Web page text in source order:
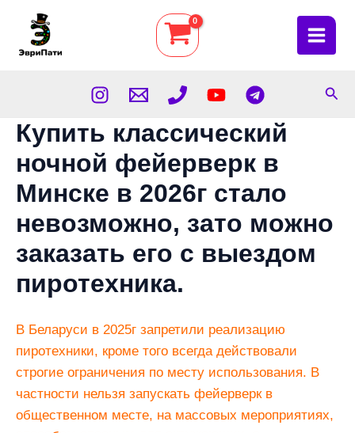
Перейти
содержимому
Main
Menu
Купить классический
ночной фейерверк в
Минске в 2026г стало
невозможно, зато можно
заказать его с выездом
пиротехника.
В Беларуси в 2025г запретили реализацию
пиротехники, кроме того всегда действовали
строгие ограничения по месту использования. В
частности нельзя запускать фейерверк в
общественном месте, на массовых мероприятиях,